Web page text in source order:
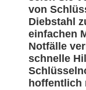
von
Diebstahl
einfachen
Notfälle
schnelle
hoffentlich